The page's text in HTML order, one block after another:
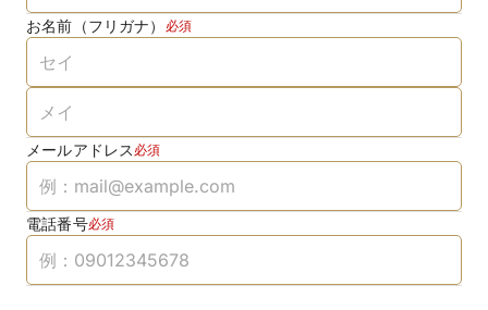
お名前（フリガナ） 必須
メールアドレス 必須
電話番号必須